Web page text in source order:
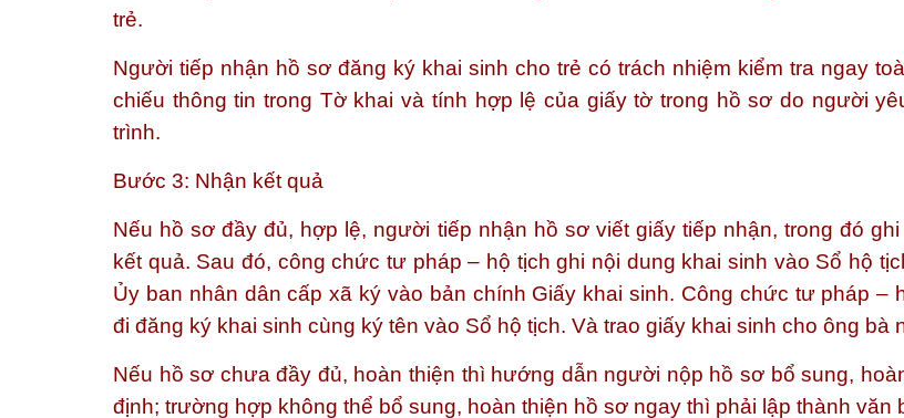
trẻ.
Người tiếp nhận hồ sơ đăng ký khai sinh cho trẻ có trách nhiệm kiểm tra ngay
chiếu thông tin trong Tờ khai và tính hợp lệ của giấy tờ trong hồ sơ do người
trình.
Bước 3: Nhận kết quả
Nếu hồ sơ đầy đủ, hợp lệ, người tiếp nhận hồ sơ viết giấy tiếp nhận, trong đó
kết quả. Sau đó, công chức tư pháp – hộ tịch ghi nội dung khai sinh vào Sổ hộ
Ủy ban nhân dân cấp xã ký vào bản chính Giấy khai sinh. Công chức tư pháp –
đi đăng ký khai sinh cùng ký tên vào Sổ hộ tịch. Và trao giấy khai sinh cho ông bà
Nếu hồ sơ chưa đầy đủ, hoàn thiện thì hướng dẫn người nộp hồ sơ bổ sung,
định; trường hợp không thể bổ sung, hoàn thiện hồ sơ ngay thì phải lập thành văn